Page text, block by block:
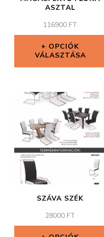
ASZTAL
116900 FT
OPCIÓK
VÁLASZTÁSA
a
terméknek
több
variációja
van.
változatok
a
SZÁVA SZÉK
28000 FT